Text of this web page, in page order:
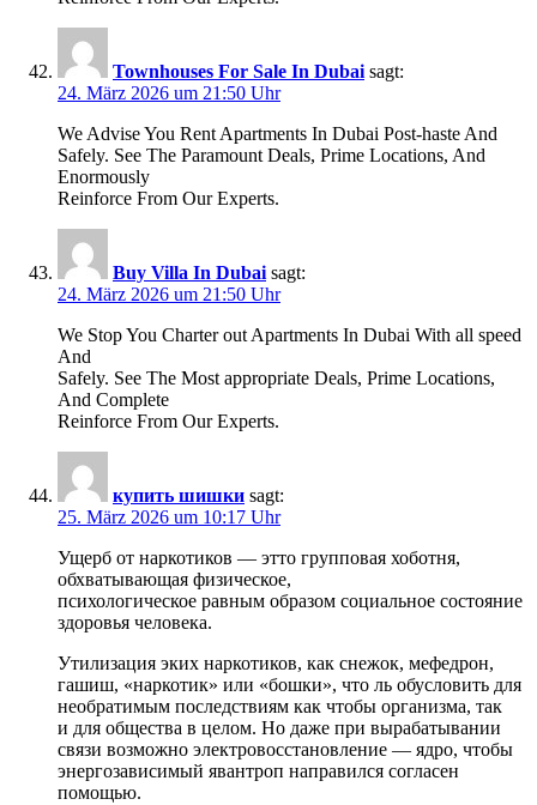
Townhouses For Sale In Dubai sagt:
24. März 2026 um 21:50 Uhr
We Advise You Rent Apartments In Dubai Post-haste And
Safely. See The Paramount Deals, Prime Locations, And
Enormously
Reinforce From Our Experts.
Buy Villa In Dubai sagt:
24. März 2026 um 21:50 Uhr
We Stop You Charter out Apartments In Dubai With all speed
And
Safely. See The Most appropriate Deals, Prime Locations,
And Complete
Reinforce From Our Experts.
купить шишки sagt:
25. März 2026 um 10:17 Uhr
Ущерб от наркотиков — этто групповая хоботня,
обхватывающая физическое,
психологическое равным образом социальное состояние
здоровья человека.
Утилизация эких наркотиков, как снежок, мефедрон,
гашиш, «наркотик» или «бошки», что ль обусловить для
необратимым последствиям как чтобы организма, так
и для общества в целом. Но даже при вырабатывании
связи возможно электровосстановление — ядро, чтобы
энергозависимый явантроп направился согласен
помощью.